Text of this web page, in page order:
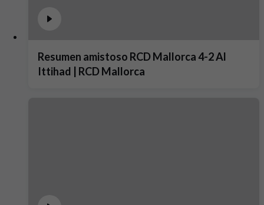
Resumen amistoso RCD Mallorca 4-2 Al
Ittihad | RCD Mallorca